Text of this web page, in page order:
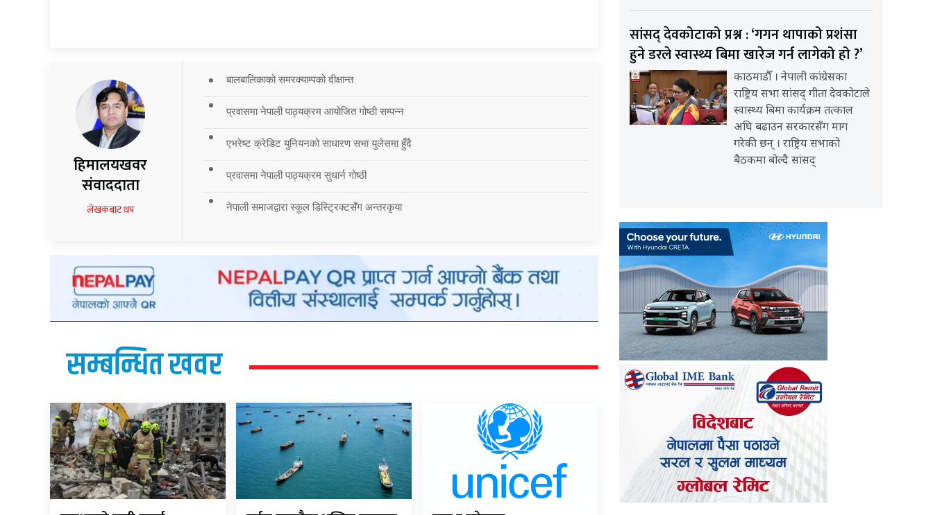
हिमालयखवर
संवाददाता
लेखकबाट थप
बालबालिकाको समरक्याम्पको दीक्षान्त
प्रवासमा नेपाली पाठ्यक्रम आयोजित गोष्ठी सम्पन्न
एभरेष्ट क्रेडिट युनियनको साधारण सभा युलेसमा हुँदै
प्रवासमा नेपाली पाठ्यक्रम सुधार्न गोष्ठी
नेपाली समाजद्वारा स्कुल डिस्ट्रिक्टसँग अन्तरकृया
सम्बन्धित खवर
सांसद् देवकोटाको प्रश्न : ‘गगन थापाको प्रशंसा
हुने डरले स्वास्थ्य बिमा खारेज गर्न लागेको हो ?’
काठमाडौँ । नेपाली कांग्रेसका
राष्ट्रिय सभा सांसद् गीता देवकोटाले
स्वास्थ्य बिमा कार्यक्रम तत्काल
अघि बढाउन सरकारसँग माग
गरेकी छन् । राष्ट्रिय सभाको
बैठकमा बोल्दै सांसद्